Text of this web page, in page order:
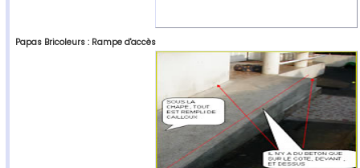
Papas Bricoleurs : Rampe d'accès